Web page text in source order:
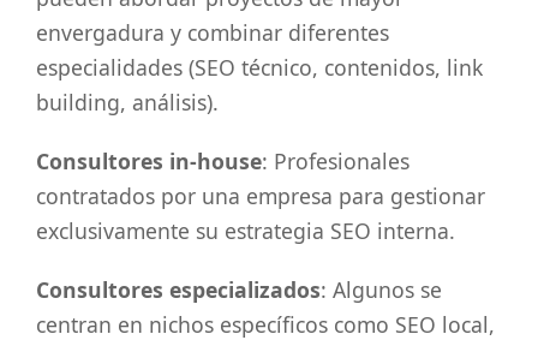
envergadura y combinar diferentes
especialidades (SEO técnico, contenidos, link
building, análisis).
Consultores in-house: Profesionales
contratados por una empresa para gestionar
exclusivamente su estrategia SEO interna.
Consultores especializados: Algunos se
centran en nichos específicos como SEO local,